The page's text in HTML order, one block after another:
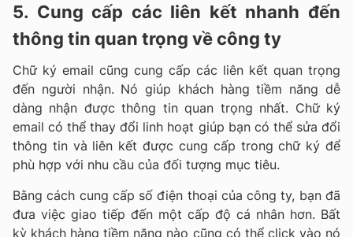
5. Cung cấp các liên kết nhanh đến
thông tin quan trọng về công ty
Chữ ký email cũng cung cấp các liên kết quan trọng
đến người nhận. Nó giúp khách hàng tiềm năng dễ
dàng nhận được thông tin quan trọng nhất. Chữ ký
email có thể thay đổi linh hoạt giúp bạn có thể sửa đổi
thông tin và liên kết được cung cấp trong chữ ký để
phù hợp với nhu cầu của đối tượng mục tiêu.
Bằng cách cung cấp số điện thoại của công ty, bạn đã
đưa việc giao tiếp đến một cấp độ cá nhân hơn. Bất
kỳ khách hàng tiềm năng nào cũng có thể click vào nó